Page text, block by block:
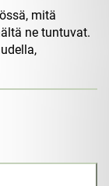
mitä
ne tuntuvat.